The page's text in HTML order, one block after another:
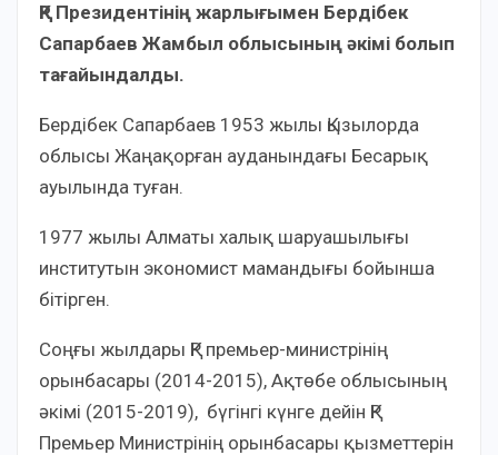
ҚР Президентінің жарлығымен Бердібек
Сапарбаев Жамбыл облысының әкімі болып
тағайындалды.
Бердiбек Сапарбаев 1953 жылы Қызылорда
облысы Жаңақорған ауданындағы Бесарық
ауылында туған.
1977 жылы Алматы халық шаруашылығы
институтын экономист мамандығы бойынша
бітірген.
Соңғы жылдары ҚР премьер-министрінің
орынбасары (2014-2015), Ақтөбе облысының
әкімі (2015-2019), бүгінгі күнге дейін ҚР
Премьер Министрінің орынбасары қызметтерін